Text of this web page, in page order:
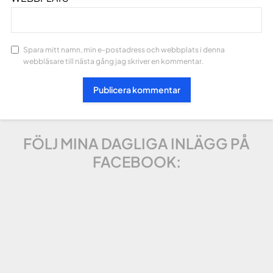
Spara mitt namn, min e-postadress och webbplats i denna
webbläsare till nästa gång jag skriver en kommentar.
FÖLJ MINA DAGLIGA INLÄGG PÅ
FACEBOOK: